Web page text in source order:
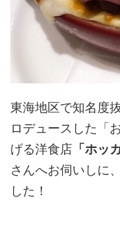
東海地区で知名度
ロデュースした「
げる洋食店 「ホッ
さんへお伺いしに
した！